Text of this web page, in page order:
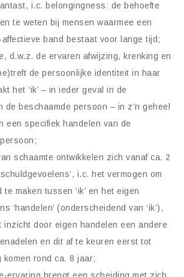
i.c. belongingness: de behoefte
te weten bij mensen waarmee een
band bestaat voor lange tijd;
d.w.z. de ervaren afwijzing, krenking en
de persoonlijke identiteit in haar
het ‘ik’ – in ieder geval in de
de beschaamde persoon – in z’n geheel
een specifiek handelen van de
schaamte ontwikkelen zich vanaf ca. 2
i.c. het vermogen om
maken tussen ‘ik’ en het eigen
‘handelen’ (onderscheidend van ‘ik’),
inzicht door eigen handelen een andere
en dit af te keuren eerst tot
komen rond ca. 8 jaar;